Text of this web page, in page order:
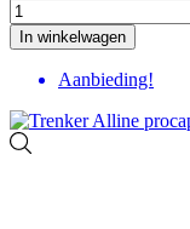
In winkelwagen
Aanbieding!